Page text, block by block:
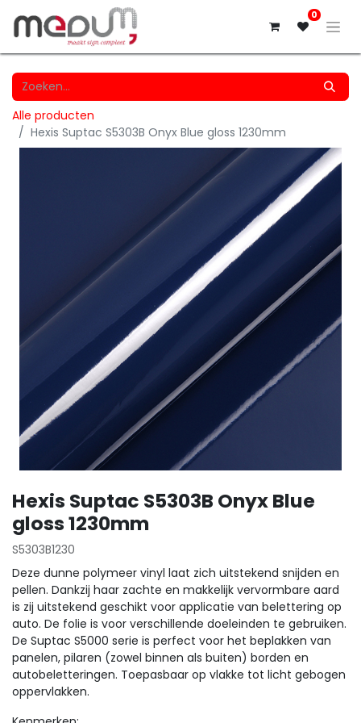
0
Alle producten
Hexis Suptac S5303B Onyx Blue gloss 1230mm
Hexis Suptac S5303B Onyx Blue
gloss 1230mm
S5303B1230
Deze dunne polymeer vinyl laat zich uitstekend snijden en
pellen. Dankzij haar zachte en makkelijk vervormbare aard
is zij uitstekend geschikt voor applicatie van belettering op
auto. De folie is voor verschillende doeleinden te gebruiken.
De Suptac S5000 serie is perfect voor het beplakken van
panelen, pilaren (zowel binnen als buiten) borden en
autobeletteringen. Toepasbaar op vlakke tot licht gebogen
oppervlakken.